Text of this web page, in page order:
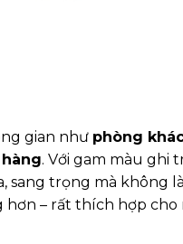
gian như phòng
. Với gam màu ghi
sang trọng mà không
– rất thích hợp cho